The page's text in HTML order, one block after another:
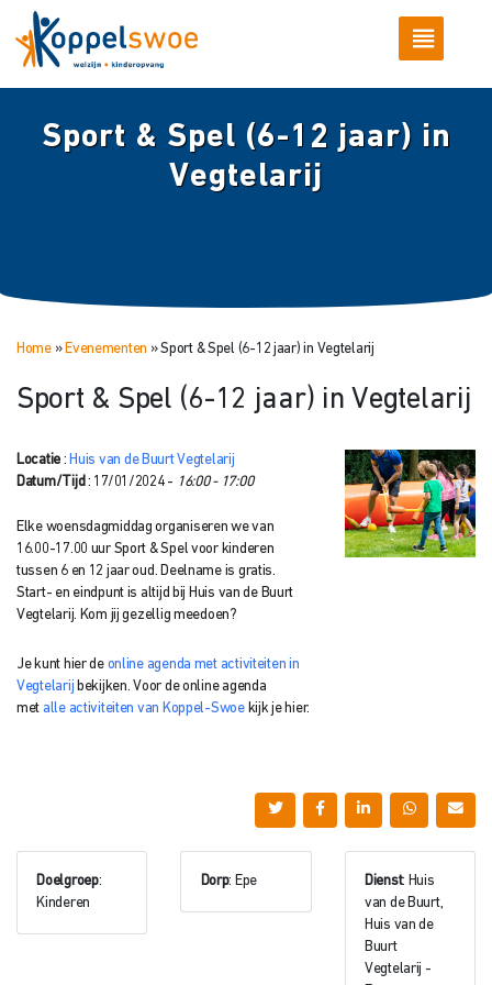
Sport & Spel (6-12 jaar) in
Vegtelarij
Home» Evenementen »Sport & Spel (6-12 jaar) in Vegtelarij
Sport & Spel (6-12 jaar) in Vegtelarij
Locatie : Huis van de Buurt Vegtelarij
Datum/Tijd : 17/01/2024 - 16:00 - 17:00
Elke woensdagmiddag organiseren we van
16.00-17.00 uur Sport & Spel voor kinderen
tussen 6 en 12 jaar oud. Deelname is gratis.
Start- en eindpunt is altijd bij Huis van de Buurt
Vegtelarij. Kom jij gezellig meedoen?
Je kunt hier de online agenda met activiteiten in
Vegtelarij bekijken. Voor de online agenda
met alle activiteiten van Koppel-Swoekijk je hier.
Doelgroep:
Kinderen
Dorp: Epe Dienst: Huis
van de Buurt,
Huis van de
Buurt
Vegtelarij -